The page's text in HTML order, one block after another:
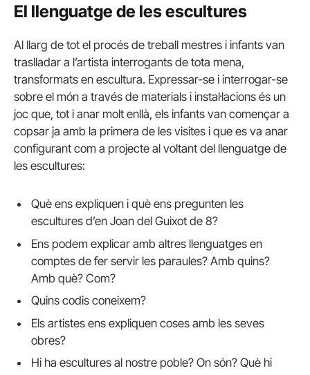
El llenguatge de les escultures
Al llarg de tot el procés de treball mestres i infants van
traslladar a l’artista interrogants de tota mena,
transformats en escultura. Expressar-se i interrogar-se
sobre el món a través de materials i instal·lacions és un
joc que, tot i anar molt enllà, els infants van començar a
copsar ja amb la primera de les visites i que es va anar
configurant com a projecte al voltant del llenguatge de
les escultures:
Què ens expliquen i què ens pregunten les
escultures d’en Joan del Guixot de 8?
Ens podem explicar amb altres llenguatges en
comptes de fer servir les paraules? Amb quins?
Amb què? Com?
Quins codis coneixem?
Els artistes ens expliquen coses amb les seves
obres?
Hi ha escultures al nostre poble? On són? Què hi